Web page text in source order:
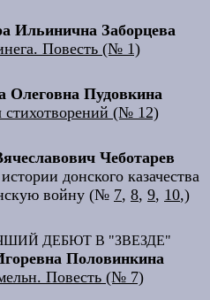
Ильинична Заборцева
Повесть (№ 1)
Олеговна Пудовкина
стихотворений (№ 12)
Чеботарев
донского казачества
войну (№ 7, 8, 9, 10,)
ДЕБЮТ В "ЗВЕЗДЕ"
Половинкина
Повесть (№ 7)